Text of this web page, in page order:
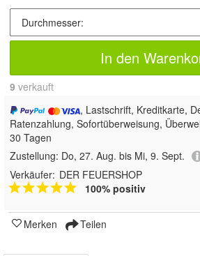
In den
9 verkauft
, Lastschrift, Kreditkarte,
Ratenzahlung, Sofortüberweisung,
30 Tagen
Zustellung: Do, 27. Aug. bis Mi, 9. Sept.
Verkäufer: DER FEUERSHOP
100% positiv
Merken Teilen